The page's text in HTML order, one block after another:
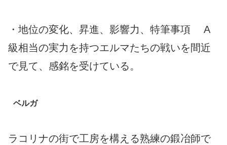
・地位の変化、昇進、影響力、特筆事項 A
級相当の実力を持つエルマたちの戦いを間近
で見て、感銘を受けている。
ベルガ
ラコリナの街で工房を構える熟練の鍛冶師で